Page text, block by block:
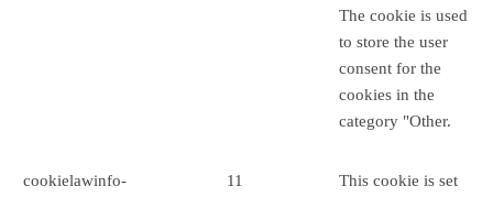
The cookie is used
to store the user
consent for the
cookies in the
category "Other.
cookielawinfo-
11
This cookie is set